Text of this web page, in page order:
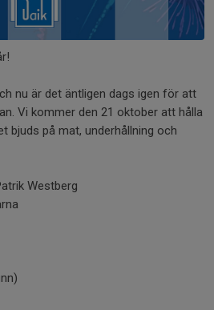
nu är det äntligen dags igen för att
Vi kommer den 21 oktober att hålla
bjuds på mat, underhållning och
Westberg